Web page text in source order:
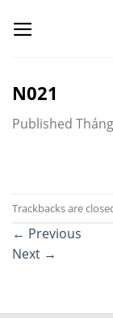
N021
Published
Trackbacks are
← Previous
Next →